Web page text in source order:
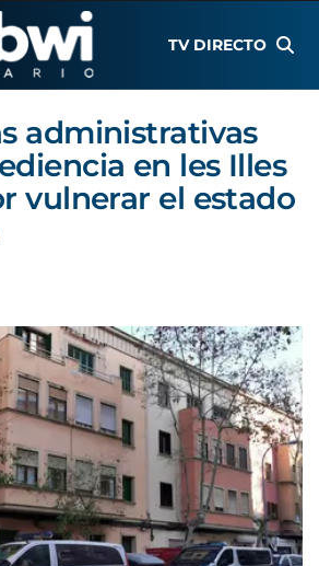
TV DIRECTO
administrativas
en les Illes
vulnerar el estado